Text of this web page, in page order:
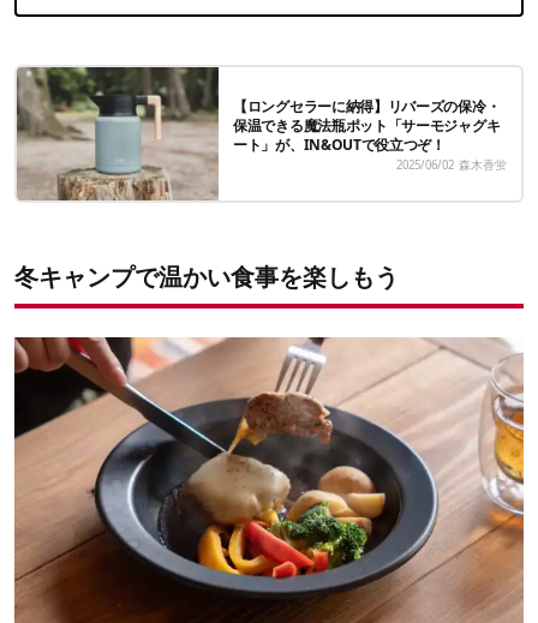
【ロングセラーに納得】リバーズの保冷・
保温できる魔法瓶ポット「サーモジャグキ
ート」が、IN&OUTで役立つぞ！
2025/06/02 森木香蛍
冬キャンプで温かい食事を楽しもう